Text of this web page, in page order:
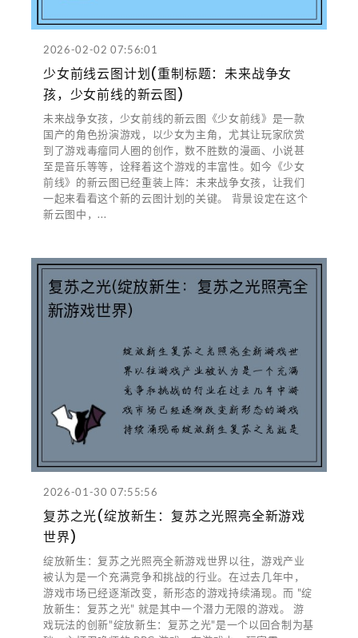
2026-02-02 07:56:01
少女前线云图计划(重制标题：未来战争女
孩，少女前线的新云图)
未来战争女孩，少女前线的新云图《少女前线》是一款
国产的角色扮演游戏，以少女为主角，尤其让玩家欣赏
到了游戏毒瘤同人圈的创作，数不胜数的漫画、小说甚
至是音乐等等，诠释着这个游戏的丰富性。如今《少女
前线》的新云图已经重装上阵：未来战争女孩，让我们
一起来看看这个新的云图计划的关键。 背景设定在这个
新云图中，...
2026-01-30 07:55:56
复苏之光(绽放新生：复苏之光照亮全新游戏
世界)
绽放新生：复苏之光照亮全新游戏世界以往，游戏产业
被认为是一个充满竞争和挑战的行业。在过去几年中，
游戏市场已经逐渐改变，新形态的游戏持续涌现。而 "绽
放新生：复苏之光" 就是其中一个潜力无限的游戏。 游
戏玩法的创新"绽放新生：复苏之光"是一个以回合制为基